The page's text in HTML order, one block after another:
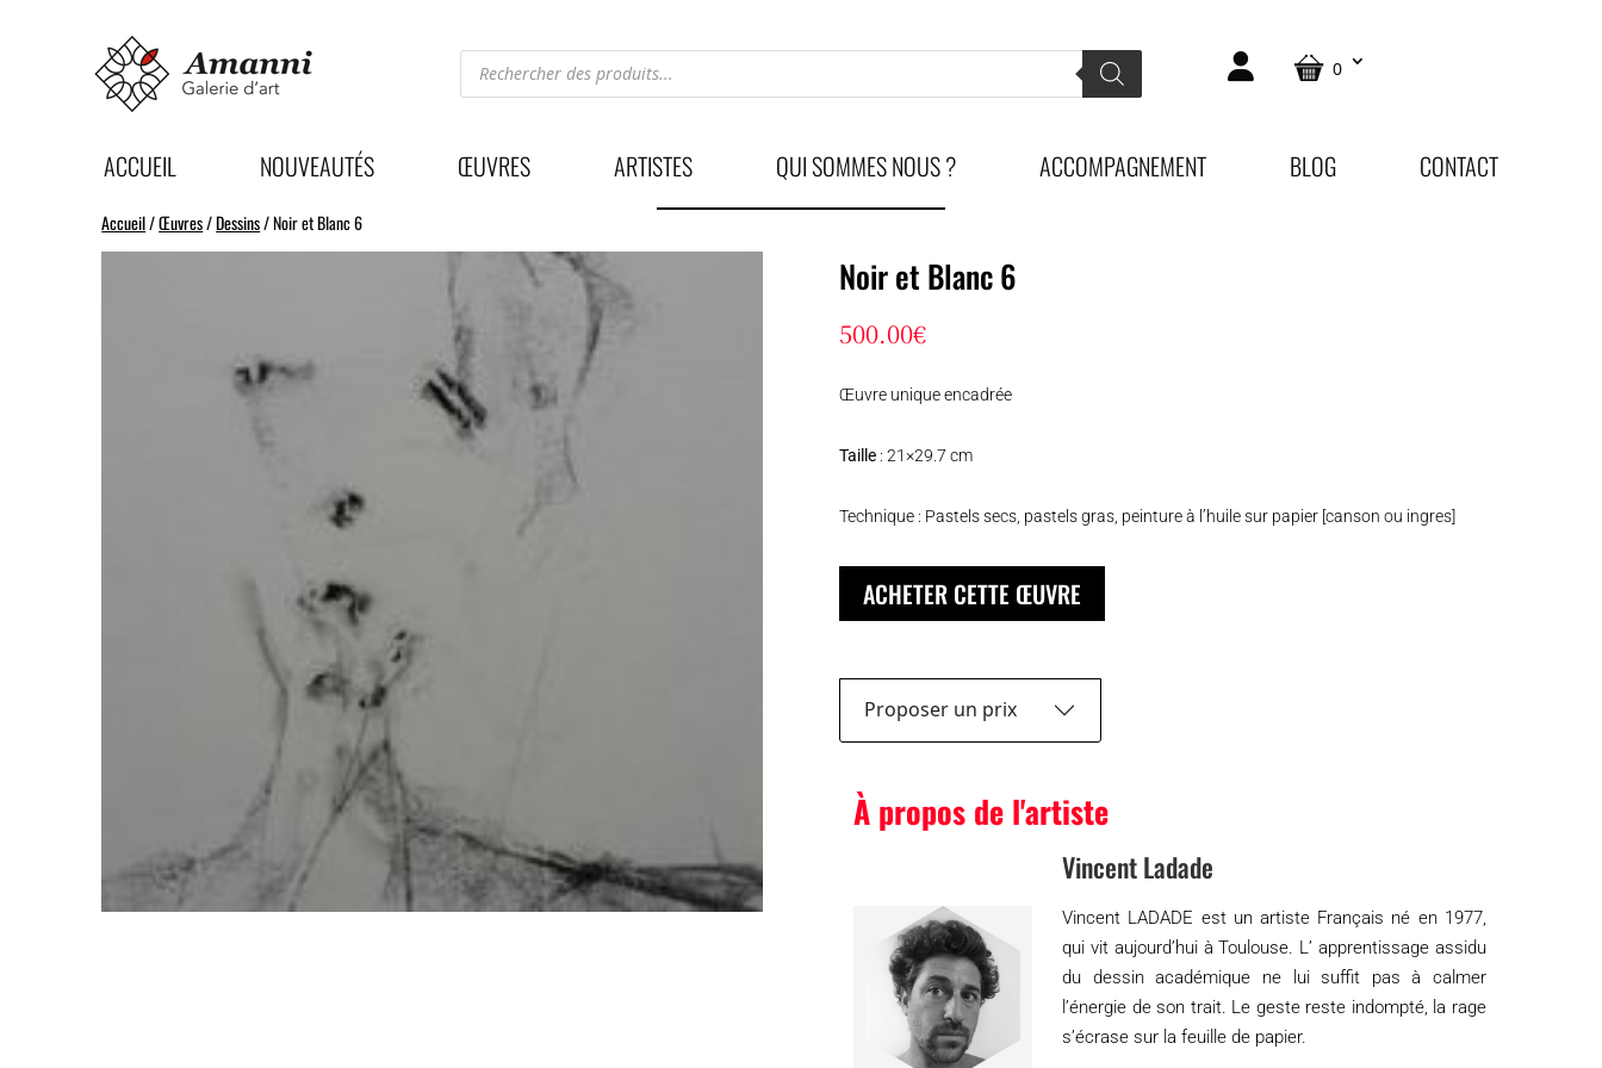
Recherche
de
produits
0
ACCUEIL NOUVEAUTÉS ŒUVRES ARTISTES QUI SOMMES NOUS ? ACCOMPAGNEMENT BLOG CONTACT
Accueil/Œuvres/Dessins/ Noir et Blanc 6
Noir et Blanc 6
500.00€
Œuvre unique encadrée
Taille : 21×29.7 cm
Technique : Pastels secs, pastels gras, peinture à l’huile sur papier [canson ou ingres]
ACHETER CETTE ŒUVRE
Proposer un prix
À propos de l'artiste
Vincent Ladade
Vincent LADADE est un artiste Français né en 1977,
qui vit aujourd’hui à Toulouse. L’ apprentissage assidu
du dessin académique ne lui suffit pas à calmer
l’énergie de son trait. Le geste reste indompté, la rage
s’écrase sur la feuille de papier.